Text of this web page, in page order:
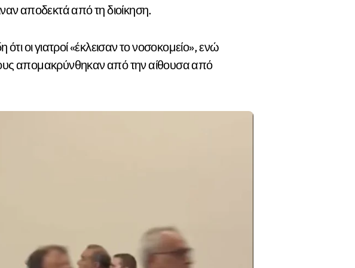
αποδεκτά από τη διοίκηση.
οι γιατροί «έκλεισαν το νοσοκομείο», ενώ
απομακρύνθηκαν από την αίθουσα από